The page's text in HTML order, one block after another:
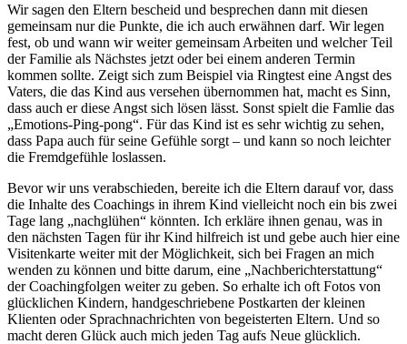
Wir sagen den Eltern bescheid und besprechen dann mit diesen
gemeinsam nur die Punkte, die ich auch erwähnen darf. Wir legen
fest, ob und wann wir weiter gemeinsam Arbeiten und welcher Teil
der Familie als Nächstes jetzt oder bei einem anderen Termin
kommen sollte. Zeigt sich zum Beispiel via Ringtest eine Angst des
Vaters, die das Kind aus versehen übernommen hat, macht es Sinn,
dass auch er diese Angst sich lösen lässt. Sonst spielt die Famlie das
„Emotions-Ping-pong“. Für das Kind ist es sehr wichtig zu sehen,
dass Papa auch für seine Gefühle sorgt – und kann so noch leichter
die Fremdgefühle loslassen.
Bevor wir uns verabschieden, bereite ich die Eltern darauf vor, dass
die Inhalte des Coachings in ihrem Kind vielleicht noch ein bis zwei
Tage lang „nachglühen“ könnten. Ich erkläre ihnen genau, was in
den nächsten Tagen für ihr Kind hilfreich ist und gebe auch hier eine
Visitenkarte weiter mit der Möglichkeit, sich bei Fragen an mich
wenden zu können und bitte darum, eine „Nachberichterstattung“
der Coachingfolgen weiter zu geben. So erhalte ich oft Fotos von
glücklichen Kindern, handgeschriebene Postkarten der kleinen
Klienten oder Sprachnachrichten von begeisterten Eltern. Und so
macht deren Glück auch mich jeden Tag aufs Neue glücklich.